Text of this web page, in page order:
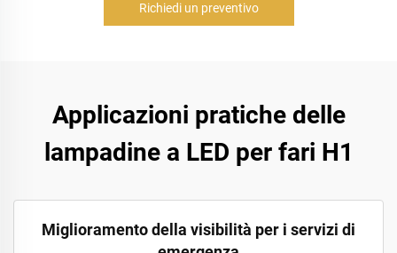
Richiedi un preventivo
Applicazioni pratiche delle
lampadine a LED per fari H1
Miglioramento della visibilità per i servizi di